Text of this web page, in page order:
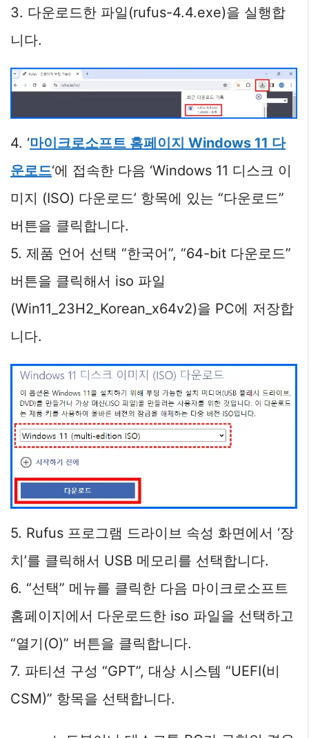
3. 다운로드한 파일(rufus-4.4.exe)을 실행합
니다.
4. ‘마이크로소프트 홈페이지 Windows 11 다
운로드‘에 접속한 다음 ‘Windows 11 디스크 이
미지 (ISO) 다운로드’ 항목에 있는 “다운로드”
버튼을 클릭합니다.
5. 제품 언어 선택 “한국어”, “64-bit 다운로드”
버튼을 클릭해서 iso 파일
(Win11_23H2_Korean_x64v2)을 PC에 저장합
니다.
5. Rufus 프로그램 드라이브 속성 화면에서 ‘장
치’를 클릭해서 USB 메모리를 선택합니다.
6. “선택” 메뉴를 클릭한 다음 마이크로소프트
홈페이지에서 다운로드한 iso 파일을 선택하고
“열기(O)” 버튼을 클릭합니다.
7. 파티션 구성 “GPT”, 대상 시스템 “UEFI(비
CSM)” 항목을 선택합니다.